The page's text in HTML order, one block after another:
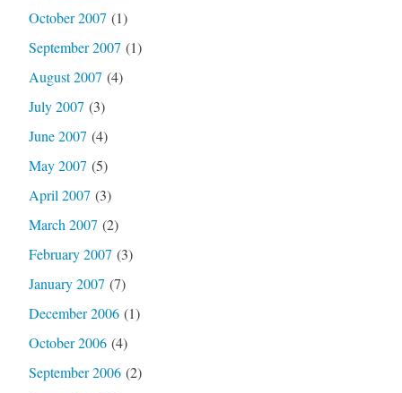
October 2007 (1)
September 2007 (1)
August 2007 (4)
July 2007 (3)
June 2007 (4)
May 2007 (5)
April 2007 (3)
March 2007 (2)
February 2007 (3)
January 2007 (7)
December 2006(1)
October 2006(4)
September 2006(2)